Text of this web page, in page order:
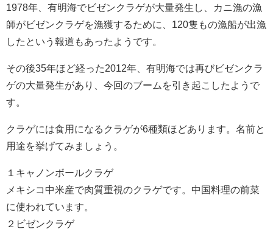
1978年、有明海でビゼンクラゲが大量発生し、カニ漁の漁
師がビゼンクラゲを漁獲するために、120隻もの漁船が出漁
したという報道もあったようです。
その後35年ほど経った2012年、有明海では再びビゼンクラ
ゲの大量発生があり、今回のブームを引き起こしたようで
す。
クラゲには食用になるクラゲが6種類ほどあります。名前と
用途を挙げてみましょう。
１キャノンボールクラゲ
メキシコ中米産で肉質重視のクラゲです。中国料理の前菜
に使われています。
２ビゼンクラゲ